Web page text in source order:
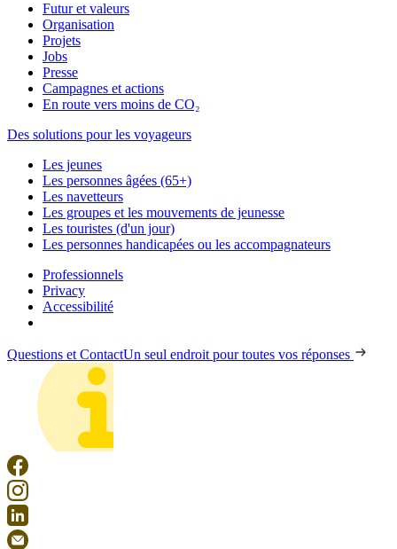
Futur et valeurs
Organisation
Projets
Jobs
Presse
Campagnes et actions
En route vers moins de CO₂
Des solutions pour les voyageurs
Les jeunes
Les personnes âgées (65+)
Les navetteurs
Les groupes et les mouvements de jeunesse
Les touristes (d'un jour)
Les personnes handicapées ou les accompagnateurs
Professionnels
Privacy
Accessibilité
Questions et ContactUn seul endroit pour toutes vos réponses